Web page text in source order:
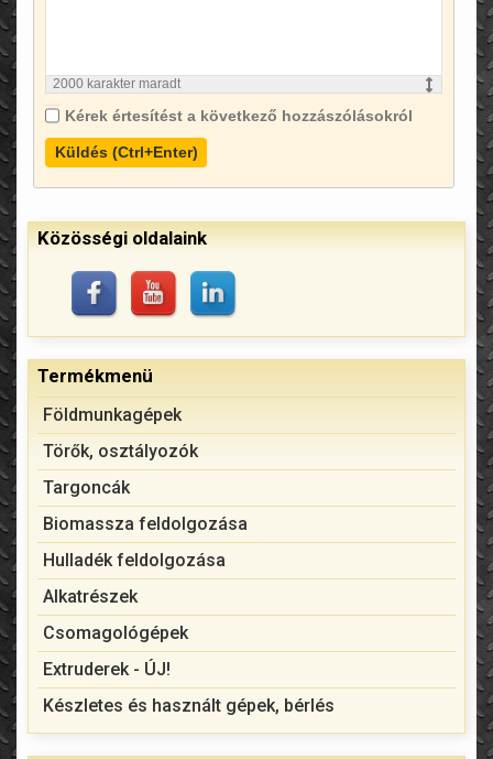
2000 karakter maradt
Kérek értesítést a következő hozzászólásokról
Küldés (Ctrl+Enter)
Közösségi oldalaink
Termékmenü
Földmunkagépek
Törők, osztályozók
Targoncák
Biomassza feldolgozása
Hulladék feldolgozása
Alkatrészek
Csomagológépek
Extruderek - ÚJ!
Készletes és használt gépek, bérlés